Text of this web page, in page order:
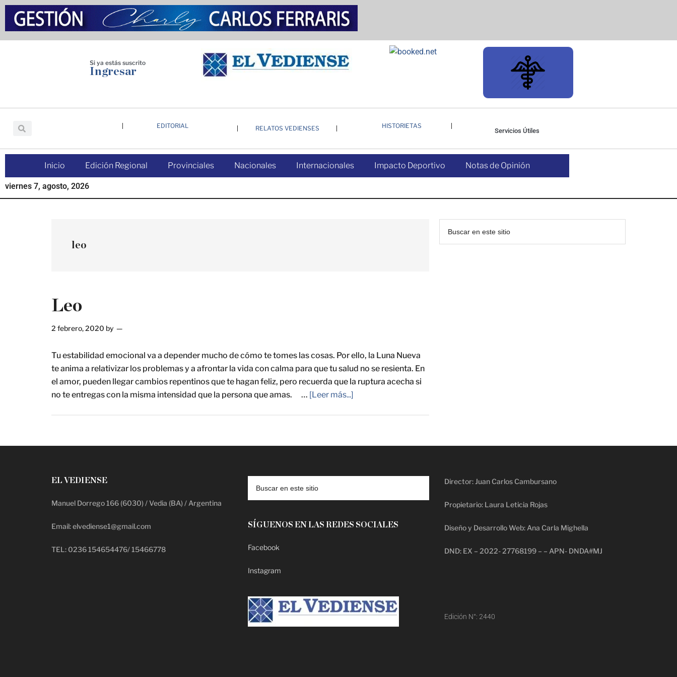
Saltar
contenido
Saltar
la
Saltar
pie
Si ya estás suscrito
Ingresar
EDITORIAL RELATOS VEDIENSES HISTORIETAS
Servicios Útiles
Inicio Edición Regional Provinciales Nacionales Internacionales Impacto Deportivo Notas de Opinión
viernes 7, agosto, 2026
leo
Leo
2 febrero, 2020 by
Tu estabilidad emocional va a depender mucho de cómo te tomes las cosas. Por ello, la Luna Nueva
te anima a relativizar los problemas y a afrontar la vida con calma para que tu salud no se resienta. En
el amor, pueden llegar cambios repentinos que te hagan feliz, pero recuerda que la ruptura acecha si
no te entregas con la misma intensidad que la persona que amas. … [Leer más...]
EL VEDIENSE
Manuel Dorrego 166 (6030) / Vedia (BA) / Argentina
Email: elvediense1@gmail.com
TEL: 0236 154654476/ 15466778
SÍGUENOS EN LAS REDES SOCIALES
Facebook
Instagram
Director: Juan Carlos Cambursano
Propietario: Laura Leticia Rojas
Diseño y Desarrollo Web: Ana Carla Mighella
DND: EX – 2022- 27768199 – – APN- DNDA#MJ
Edición N°: 2440